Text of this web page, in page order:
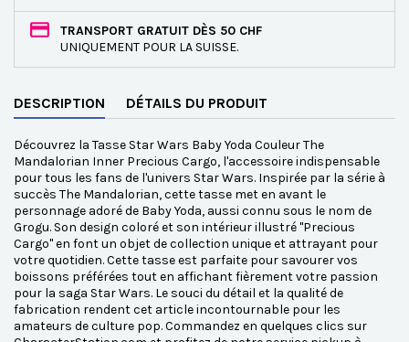
TRANSPORT GRATUIT DÈS 50 CHF
UNIQUEMENT POUR LA SUISSE.
DESCRIPTION DÉTAILS DU PRODUIT
Découvrez la Tasse Star Wars Baby Yoda Couleur The
Mandalorian Inner Precious Cargo, l'accessoire indispensable
pour tous les fans de l'univers Star Wars. Inspirée par la série à
succès The Mandalorian, cette tasse met en avant le
personnage adoré de Baby Yoda, aussi connu sous le nom de
Grogu. Son design coloré et son intérieur illustré "Precious
Cargo" en font un objet de collection unique et attrayant pour
votre quotidien. Cette tasse est parfaite pour savourer vos
boissons préférées tout en affichant fièrement votre passion
pour la saga Star Wars. Le souci du détail et la qualité de
fabrication rendent cet article incontournable pour les
amateurs de culture pop. Commandez en quelques clics sur